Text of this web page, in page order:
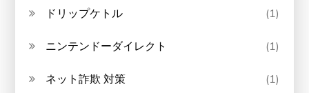
ドリップケトル (1)
ニンテンドーダイレクト (1)
ネット詐欺 対策 (1)